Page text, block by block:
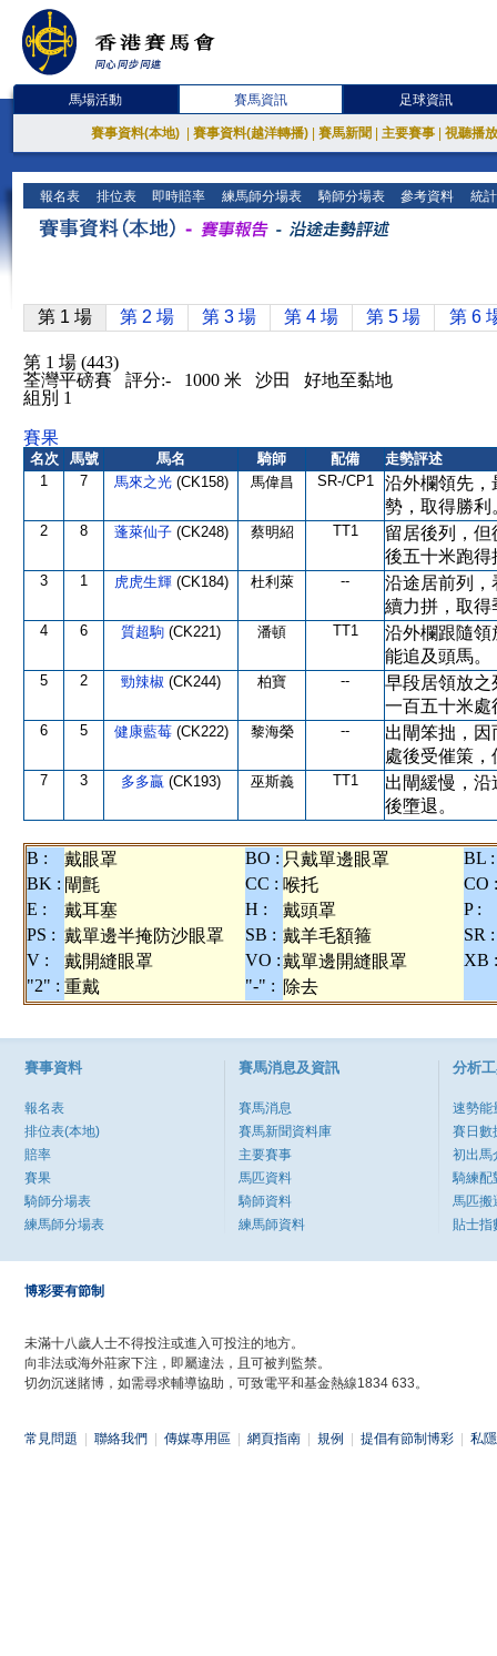
馬場活動 賽馬資訊 足球資訊
賽事資料(本地) 賽事資料(越洋轉播) 賽馬新聞 主要賽事 視聽播
報名表 排位表 即時賠率 練馬師分場表 騎師分場表 參考資料 統
第 1 場 第 2 場 第 3 場 第 4 場 第 5 場 第 6
第 1 場 (443)
荃灣平磅賽 評分:- 1000 米 沙田 好地至黏地
組別 1
賽果
名次 馬號 馬名 騎師 配備
走勢評述
1
7 馬來之光 (CK158) 馬偉昌 SR-/CP1
沿外欄領先，
勢，取得勝利
2 8 蓬萊仙子 (CK248) 蔡明紹 TT1
留居後列，
後五十米跑得
3 1 虎虎生輝 (CK184) 杜利萊 --
沿途居前列，
續力拼，取得
4 6 質超駒 (CK221) 潘頓 TT1
沿外欄跟隨領
能追及頭馬。
5 2 勁辣椒 (CK244) 柏寶 --
早段居領放之
一百五十米處
6 5 健康藍莓 (CK222) 黎海榮 --
出閘笨拙，
處後受催策
7 3 多多贏 (CK193) 巫斯義 TT1
出閘緩慢，
後墮退。
B : 戴眼罩 BO : 只戴單邊眼罩
BL :
BK : 閘氈 CC : 喉托
CO :
E :
戴耳塞 H : 戴頭罩
P :
PS : 戴單邊半掩防沙眼罩 SB : 戴羊毛額箍
SR :
V :
戴開縫眼罩 VO :戴單邊開縫眼罩
XB :
"2" : 重戴 "-" : 除去
賽事資料
報名表
排位表(本地)
賠率
賽果
騎師分場表
練馬師分場表
賽馬消息及資訊
賽馬消息
賽馬新聞資料庫
主要賽事
馬匹資料
騎師資料
練馬師資料
分析
速勢能
賽日數
初出馬
騎練配
馬匹搬
貼士指
博彩要有節制
未滿十八歲人士不得投注或進入可投注的地方。
向非法或海外莊家下注，即屬違法，且可被判監禁。
切勿沉迷賭博，如需尋求輔導協助，可致電平和基金熱線1834 633。
常見問題 聯絡我們 傳媒專用區 網頁指南 規例 提倡有節制博彩 私